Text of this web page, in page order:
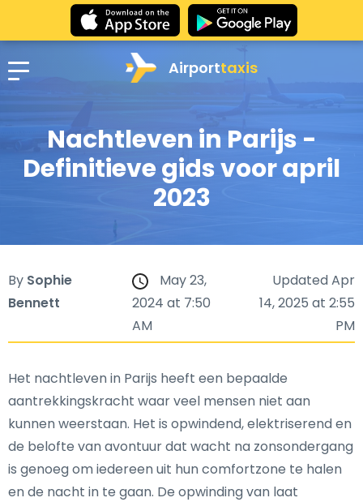
Airporttaxis
Nachtleven in Parijs -
Definitieve gids voor april
2023
By Sophie
Bennett
May 23,
2024 at 7:50
AM
Updated Apr
14, 2025 at 2:55
PM
Het nachtleven in Parijs heeft een bepaalde
aantrekkingskracht waar veel mensen niet aan
kunnen weerstaan. Het is opwindend, elektriserend en
de belofte van avontuur dat wacht na zonsondergang
is genoeg om iedereen uit hun comfortzone te halen
en de nacht in te gaan. De opwinding van laat